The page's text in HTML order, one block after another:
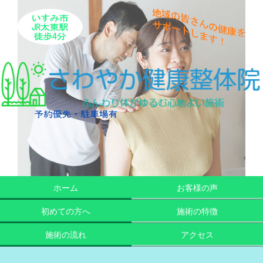
ホーム お客様の声
初めての方へ 施術の特徴
施術の流れ アクセス